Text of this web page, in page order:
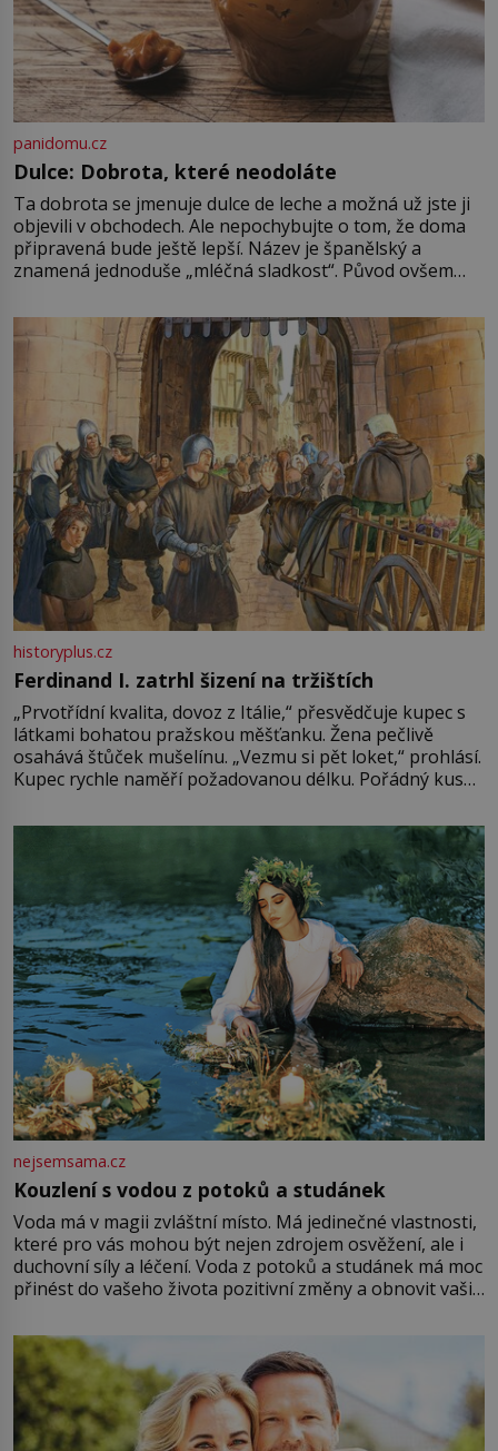
panidomu.cz
Dulce: Dobrota, které neodoláte
Ta dobrota se jmenuje dulce de leche a možná už jste ji
objevili v obchodech. Ale nepochybujte o tom, že doma
připravená bude ještě lepší. Název je španělský a
znamená jednoduše „mléčná sladkost“. Původ ovšem
pře hned několik latinskoamerických zemí a k tomu
Francie, kde se traduje,
historyplus.cz
Ferdinand I. zatrhl šizení na tržištích
„Prvotřídní kvalita, dovoz z Itálie,“ přesvědčuje kupec s
látkami bohatou pražskou měšťanku. Žena pečlivě
osahává štůček mušelínu. „Vezmu si pět loket,“ prohlásí.
Kupec rychle naměří požadovanou délku. Pořádný kus
milostpaní. Stačí jenom na sukni,“ zhodnotí švadlena
množství růžového mušelínu. „Ošidili vás, podívejte.“
Vezme do ruky dřevěnou
nejsemsama.cz
Kouzlení s vodou z potoků a studánek
Voda má v magii zvláštní místo. Má jedinečné vlastnosti,
které pro vás mohou být nejen zdrojem osvěžení, ale i
duchovní síly a léčení. Voda z potoků a studánek má moc
přinést do vašeho života pozitivní změny a obnovit vaši
můžete obohatit své rituály a přinést do svého života
větší harmonii a klid. Je důležité